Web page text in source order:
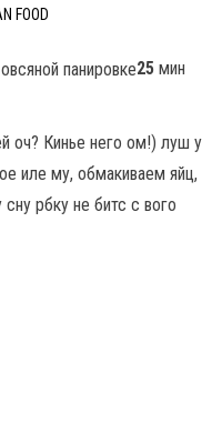
FOOD
25 мин
оч? Кинье него ом!) луш у
иле му, обмакиваем яйц,
рбку не битс с вого